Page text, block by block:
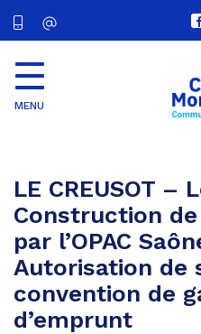
MENU
LE CREUSOT –
Construction
par l’OPAC
Autorisation de
convention de
d’emprunt